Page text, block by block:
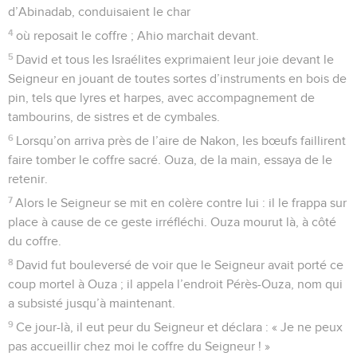
d’Abinadab, conduisaient le char
4 où reposait le coffre ; Ahio marchait devant.
5 David et tous les Israélites exprimaient leur joie devant le
Seigneur en jouant de toutes sortes d’instruments en bois de
pin, tels que lyres et harpes, avec accompagnement de
tambourins, de sistres et de cymbales.
6 Lorsqu’on arriva près de l’aire de Nakon, les bœufs faillirent
faire tomber le coffre sacré. Ouza, de la main, essaya de le
retenir.
7 Alors le Seigneur se mit en colère contre lui : il le frappa sur
place à cause de ce geste irréfléchi. Ouza mourut là, à côté
du coffre.
8 David fut bouleversé de voir que le Seigneur avait porté ce
coup mortel à Ouza ; il appela l’endroit Pérès-Ouza, nom qui
a subsisté jusqu’à maintenant.
9 Ce jour-là, il eut peur du Seigneur et déclara : « Je ne peux
pas accueillir chez moi le coffre du Seigneur ! »